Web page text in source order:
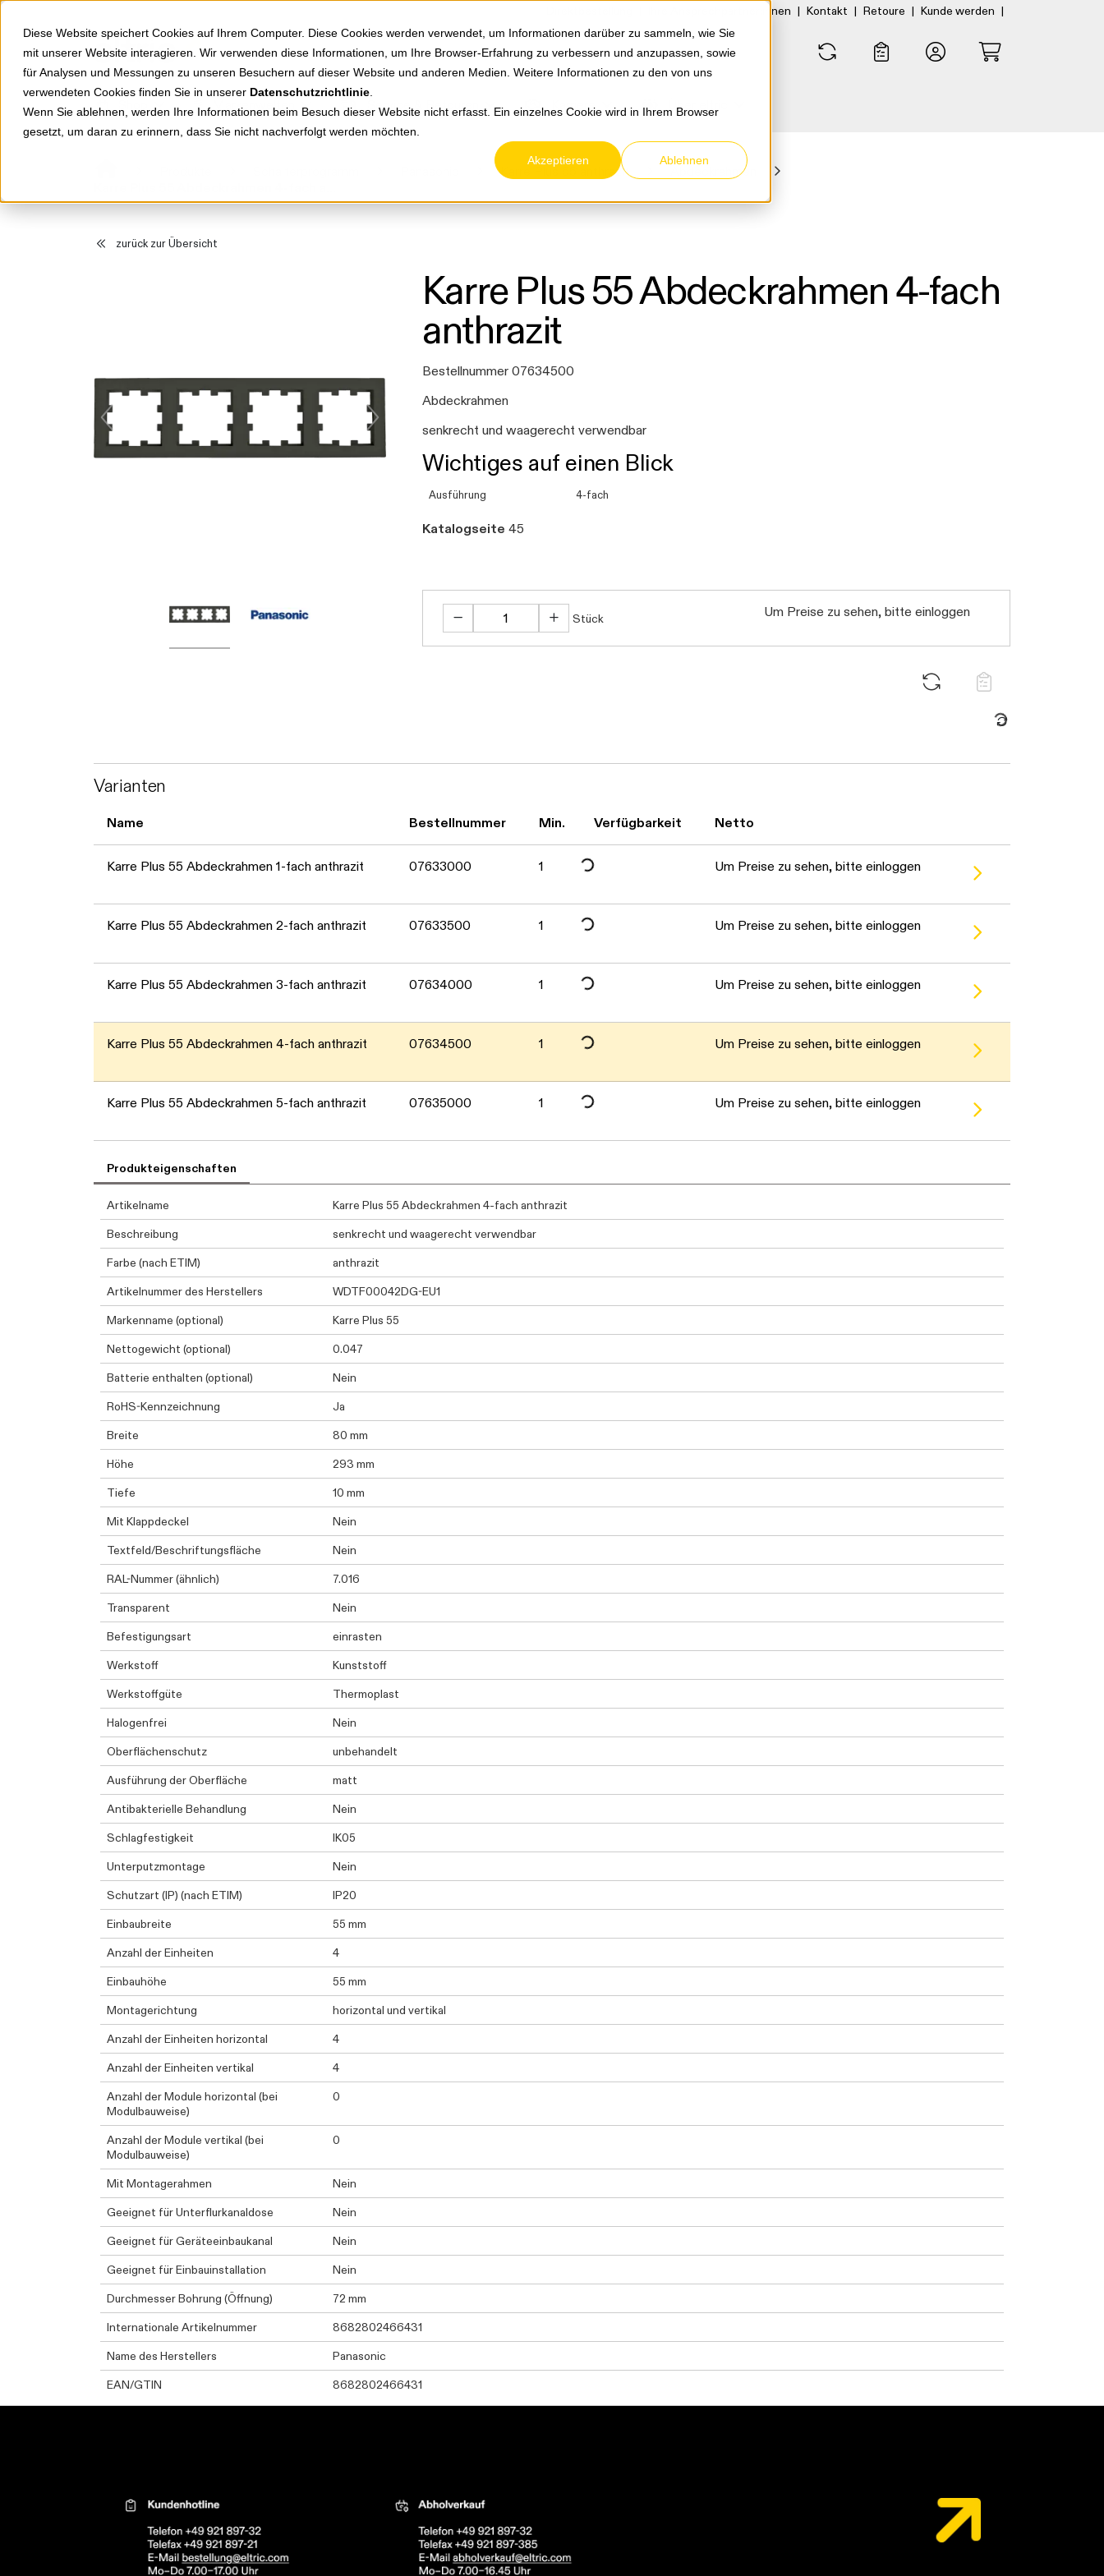
Diese Website speichert Cookies auf Ihrem Computer. Diese Cookies werden verwendet, um Informationen darüber zu sammeln, wie Sie
mit unserer Website interagieren. Wir verwenden diese Informationen, um Ihre Browser-Erfahrung zu verbessern und anzupassen, sowie
für Analysen und Messungen zu unseren Besuchern auf dieser Website und anderen Medien. Weitere Informationen zu den von uns
verwendeten Cookies finden Sie in unserer Datenschutzrichtlinie
Wenn Sie ablehnen, werden Ihre Informationen beim Besuch dieser Website nicht erfasst. Ein einzelnes Cookie wird in Ihrem Browser
gesetzt, um daran zu erinnern, dass Sie nicht nachverfolgt werden möchten.
Akzeptieren Ablehnen
Springe zu Hauptinhalt Ihre Ansprechpartner:innen | Kontakt | Retoure | Kunde werden |
Markenwelten Service & Retouren Karriere Über eltric
Karre Plus 55 anthrazit
Abdeckrahmen
zurück zur Übersicht
Karre Plus 55 Abdeckrahmen 4-fach
anthrazit
Bestellnummer 07634500
Abdeckrahmen
senkrecht und waagerecht verwendbar
Wichtiges auf einen Blick
Ausführung 4-fach
Katalogseite 45
Stück Um Preise zu sehen, bitte einloggen
Daten werden geladen. Bitte warten...
Varianten
Name Bestellnummer Min. Verfügbarkeit Netto
Karre Plus 55 Abdeckrahmen 1-fach anthrazit 07633000 1Daten werden geladen. Bitte warten... Um Preise zu sehen, bitte einloggen
Karre Plus 55 Abdeckrahmen 2-fach anthrazit 07633500 1Daten werden geladen. Bitte warten... Um Preise zu sehen, bitte einloggen
Karre Plus 55 Abdeckrahmen 3-fach anthrazit 07634000 1Daten werden geladen. Bitte warten... Um Preise zu sehen, bitte einloggen
Karre Plus 55 Abdeckrahmen 4-fach anthrazit 07634500 1Daten werden geladen. Bitte warten... Um Preise zu sehen, bitte einloggen
Karre Plus 55 Abdeckrahmen 5-fach anthrazit 07635000 1Daten werden geladen. Bitte warten... Um Preise zu sehen, bitte einloggen
Produkteigenschaften
Artikelname
Karre Plus 55 Abdeckrahmen 4-fach anthrazit
Beschreibung
senkrecht und waagerecht verwendbar
Farbe (nach ETIM)
anthrazit
Artikelnummer des Herstellers
WDTF00042DG-EU1
Markenname (optional)
Karre Plus 55
Nettogewicht (optional)
0.047
Batterie enthalten (optional)
Nein
RoHS-Kennzeichnung
Ja
Breite
80 mm
Höhe
293 mm
Tiefe
10 mm
Mit Klappdeckel
Nein
Textfeld/Beschriftungsfläche
Nein
RAL-Nummer (ähnlich)
7.016
Transparent
Nein
Befestigungsart
einrasten
Werkstoff
Kunststoff
Werkstoffgüte
Thermoplast
Halogenfrei
Nein
Oberflächenschutz
unbehandelt
Ausführung der Oberfläche
matt
Antibakterielle Behandlung
Nein
Schlagfestigkeit
IK05
Unterputzmontage
Nein
Schutzart (IP) (nach ETIM)
IP20
Einbaubreite
55 mm
Anzahl der Einheiten
4
Einbauhöhe
55 mm
Montagerichtung
horizontal und vertikal
Anzahl der Einheiten horizontal
4
Anzahl der Einheiten vertikal
4
Anzahl der Module horizontal (bei
Modulbauweise)
0
Anzahl der Module vertikal (bei
Modulbauweise)
0
Mit Montagerahmen
Nein
Geeignet für Unterflurkanaldose
Nein
Geeignet für Geräteeinbaukanal
Nein
Geeignet für Einbauinstallation
Nein
Durchmesser Bohrung (Öffnung)
72 mm
Internationale Artikelnummer
8682802466431
Name des Herstellers
Panasonic
EAN/GTIN
8682802466431